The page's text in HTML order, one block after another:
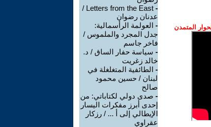
المتمدن
-
Letters from the East /
عدنان رضوان
- العولمة الرأسمالية:
جدل المجرد والملموس /
فاخر جاسم
- سياسة حفار الساق / د.
خالد زغريت
- الطائفية المتغلغلة في
لبنان / حسين محمود
صالح
- صدى دولي لكتاباتي: من
إحدى أبرز مفكرات اليسار
الإيطالي إلى أ ... / رزكار
عقراوي